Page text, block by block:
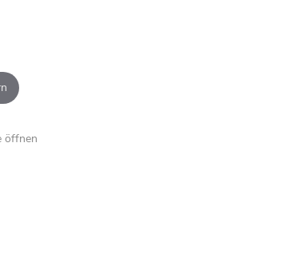
öffnen